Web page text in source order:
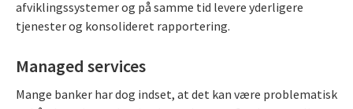
afviklingssystemer og på samme tid levere yderligere
tjenester og konsolideret rapportering.
Managed services
Mange banker har dog indset, at det kan være problematisk